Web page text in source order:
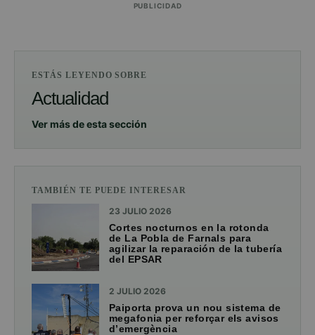
PUBLICIDAD
ESTÁS LEYENDO SOBRE
Actualidad
Ver más de esta sección
TAMBIÉN TE PUEDE INTERESAR
23 JULIO 2026
Cortes nocturnos en la rotonda
de La Pobla de Farnals para
agilizar la reparación de la tubería
del EPSAR
2 JULIO 2026
Paiporta prova un nou sistema de
megafonia per reforçar els avisos
d’emergència